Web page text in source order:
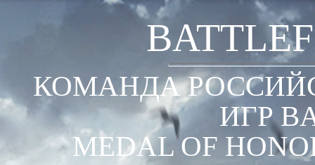
КОМАНДА
ИГР
MEDAL OF